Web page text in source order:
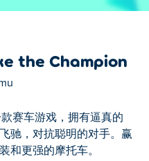
the Champion
赛车游戏，拥有逼真的
驰，对抗聪明的对手。赢
和更强的摩托车。